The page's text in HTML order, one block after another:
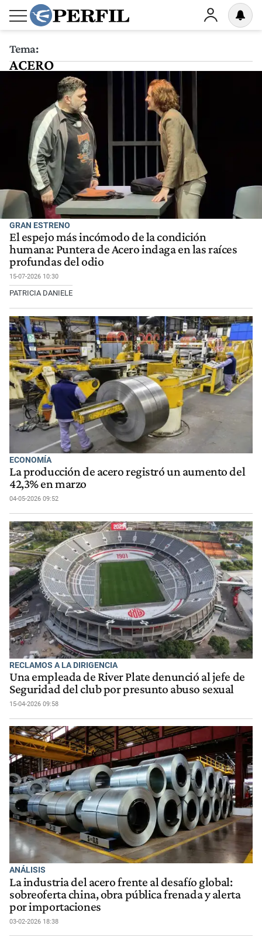
Tema:
ACERO
GRAN ESTRENO
El espejo más incómodo de la condición
humana: Puntera de Acero indaga en las raíces
profundas del odio
15-07-2026 10:30
PATRICIA DANIELE
ECONOMÍA
La producción de acero registró un aumento del
42,3% en marzo
04-05-2026 09:52
RECLAMOS A LA DIRIGENCIA
Una empleada de River Plate denunció al jefe de
Seguridad del club por presunto abuso sexual
15-04-2026 09:58
ANÁLISIS
La industria del acero frente al desafío global:
sobreoferta china, obra pública frenada y alerta
por importaciones
03-02-2026 18:38